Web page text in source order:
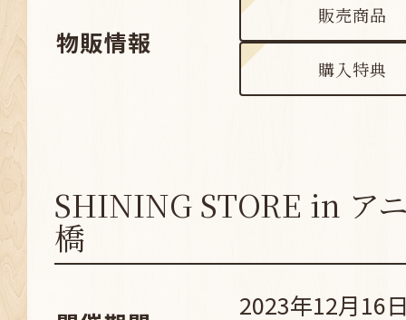
物販情報
販売商品
購入特典
SHINING STORE in ア
橋
2023年12月16